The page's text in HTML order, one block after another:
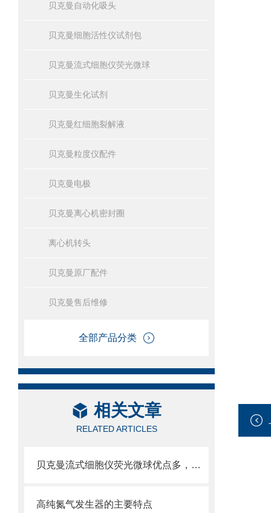
贝克曼自动化吸头
贝克曼细胞活性仪试剂包
贝克曼流式细胞仪荧光微球
贝克曼生化试剂
贝克曼红细胞裂解液
贝克曼粒度仪配件
贝克曼电极
贝克曼离心机密封圈
离心机转头
贝克曼原厂配件
贝克曼售后维修
全部产品分类
相关文章
RELATED ARTICLES
贝克曼流式细胞仪荧光微球优点多，实用效果好
高纯氮气发生器的主要特点